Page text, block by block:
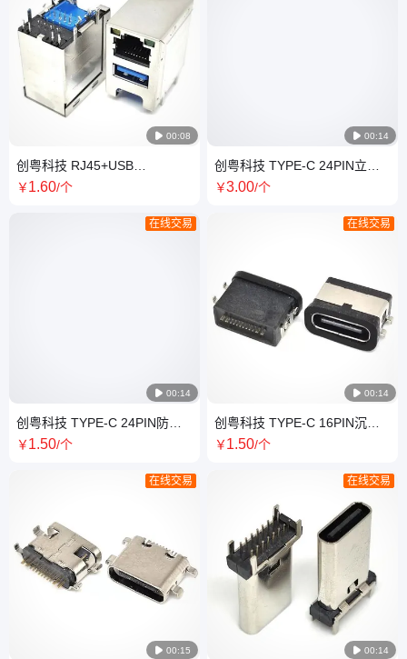
 00:08
创粤科技 RJ45+USB
3.0+TYPE-C三合一插座 90度
￥1.60/个
 00:14
在线交易
创粤科技 TYPE-C 24PIN防水
母座 沉板1.4MM 前插后贴 长
￥1.50/个
 00:15
在线交易
 00:14
创粤科技 TYPE-C 24PIN立式
贴片SMT母座 高H=5.6-6.5-
￥3.00/个
 00:14
在线交易
创粤科技 TYPE-C 16PIN沉板
SMT防水母座 CH=0.48-
￥1.50/个
 00:14
在线交易